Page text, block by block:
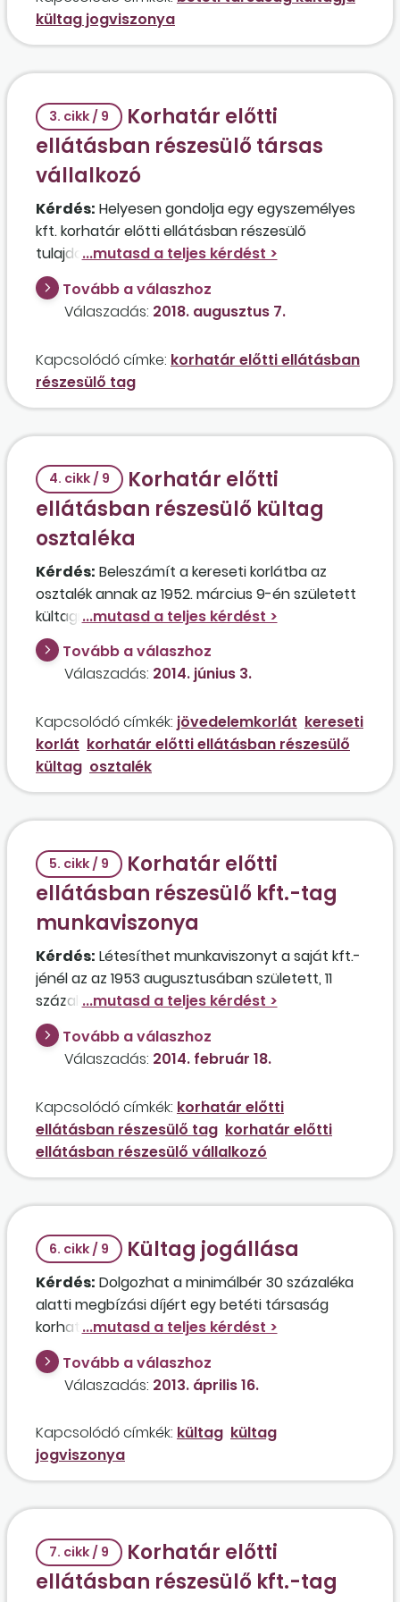
végzettséggel.
kültag jogviszonya
3. cikk / 9
Korhatár előtti
ellátásban részesülő társas
vállalkozó
Kérdés: Helyesen gondolja egy egyszemélyes
kft. korhatár előtti ellátásban részesülő
tulajdonos ügyvezetője, hogy nem keletkezik
kereseti korlátba számítandó jövedelme, ha
társas vállalkozóként fizet minimumjárulékot,
de tagi jövedelmet nem vesz fel, és 0 forint
alapján? Létesíthet emellett egy
részmunkaidős munkaviszonyt havi 100 ezer
forintos munkabérért?
Tovább a válaszhoz
Válaszadás: 2018. augusztus 7.
Kapcsolódó címke: korhatár előtti ellátásban
részesülő tag
4. cikk / 9
Korhatár előtti
ellátásban részesülő kültag
osztaléka
Kérdés: Beleszámít a kereseti korlátba az
osztalék annak az 1952. március 9-én született
kültagnak az esetében, aki 2011. december 29-
én korhatár előtti nyugdíjba ment, a társaság
2012. március 9-ig kifizette utána a járulékokat,
és már nem dolgozik a bt.-ben, de a cég most
Tovább a válaszhoz
Válaszadás: 2014. június 3.
Kapcsolódó címkék: jövedelemkorlát kereseti
korlát korhatár előtti ellátásban részesülő
kültag osztalék
5. cikk / 9
Korhatár előtti
ellátásban részesülő kft.-tag
munkaviszonya
Kérdés: Létesíthet munkaviszonyt a saját kft.-
jénél az az 1953 augusztusában született, 11
százalékos törzsbetéttel rendelkező tag, aki
jelenleg korhatár előtti ellátásban részesül? A
tag korábban korengedményes öregségi
nyugdíjat kapott, a kft. egy összegben kifizette
decemberétől 2013 augusztusáig járó ellátás
összegét.
Tovább a válaszhoz
Válaszadás: 2014. február 18.
Kapcsolódó címkék: korhatár előtti
ellátásban részesülő tag korhatár előtti
ellátásban részesülő vállalkozó
6. cikk / 9 Kültag jogállása
Kérdés: Dolgozhat a minimálbér 30 százaléka
alatti megbízási díjért egy betéti társaság
korhatár előt­­ti ellátásban részesülő kültagja, ha
nem kíván biztosítási időt szerezni, és csak
azért vesz részt a társaság tevékenységében,
mert ő rendelkezik a működéshez szükséges
Tovább a válaszhoz
Válaszadás: 2013. április 16.
Kapcsolódó címkék: kültag kültag
jogviszonya
7. cikk / 9
Korhatár előtti
ellátásban részesülő kft.-tag